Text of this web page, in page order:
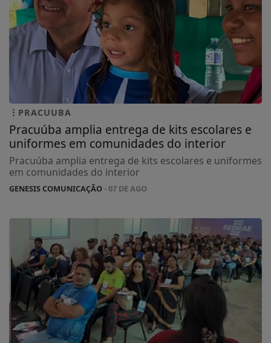
PRACUUBA
Pracuúba amplia entrega de kits escolares e
uniformes em comunidades do interior
Pracuúba amplia entrega de kits escolares e uniformes
em comunidades do interior
GENESIS COMUNICAÇÃO- 07 DE AGO